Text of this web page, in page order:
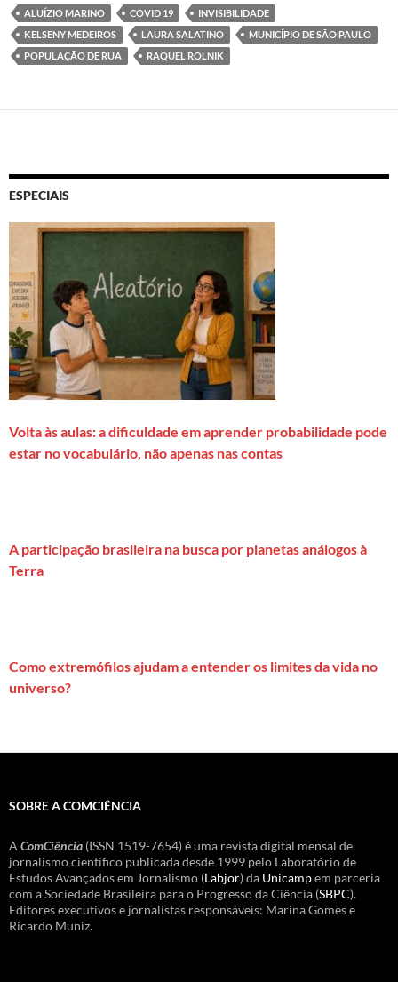
ALUÍZIO MARINO COVID 19
INVISIBILIDADE
KELSENY MEDEIROS
LAURA SALATINO
MUNICÍPIO DE SÃO PAULO
POPULAÇÃO DE RUA
RAQUEL ROLNIK
ESPECIAIS
Volta às aulas: a dificuldade em aprender probabilidade pode
estar no vocabulário, não apenas nas contas
A participação brasileira na busca por planetas análogos à
Terra
Como extremófilos ajudam a entender os limites da vida no
universo?
SOBRE A COMCIÊNCIA
A ComCiência (ISSN 1519-7654) é uma revista digital mensal de
jornalismo científico publicada desde 1999 pelo Laboratório de
Estudos Avançados em Jornalismo (Labjor) da Unicampem parceria
com a Sociedade Brasileira para o Progresso da Ciência (SBPC).
Editores executivos e jornalistas responsáveis: Marina Gomes e
Ricardo Muniz.